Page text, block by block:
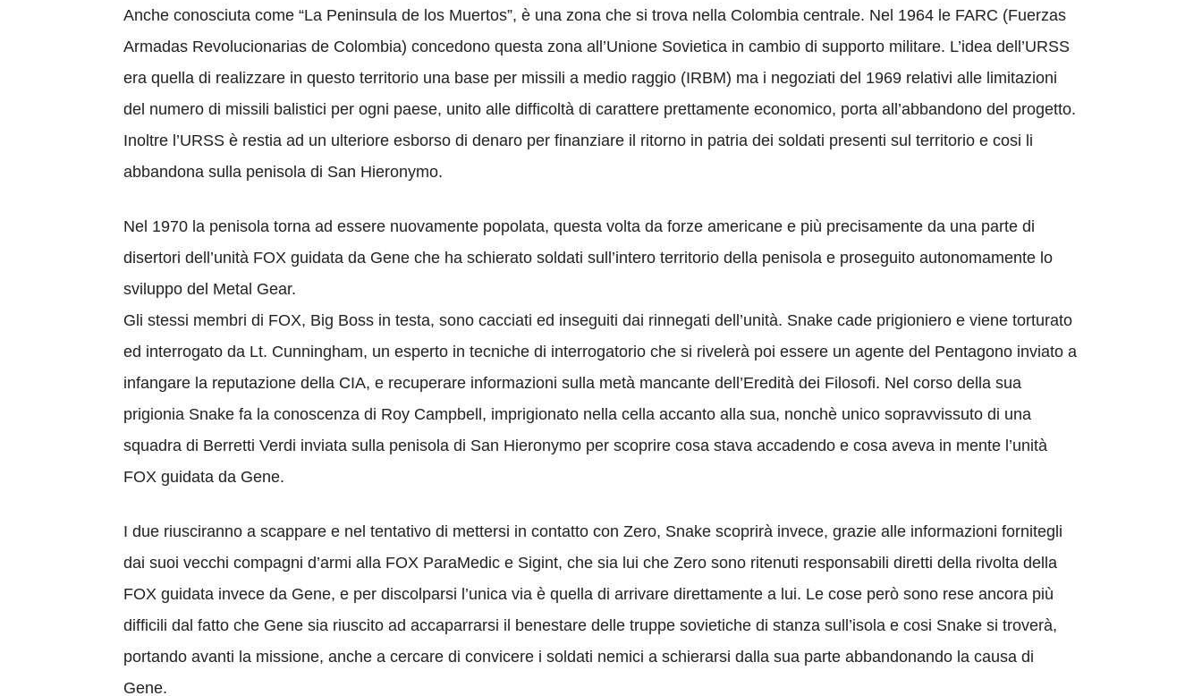
Anche conosciuta come “La Peninsula de los Muertos”, è una zona che si trova nella Colombia centrale. Nel 1964 le FARC (Fuerzas
Armadas Revolucionarias de Colombia) concedono questa zona all’Unione Sovietica in cambio di supporto militare. L’idea dell’URSS
era quella di realizzare in questo territorio una base per missili a medio raggio (IRBM) ma i negoziati del 1969 relativi alle limitazioni
del numero di missili balistici per ogni paese, unito alle difficoltà di carattere prettamente economico, porta all’abbandono del progetto.
Inoltre l’URSS è restia ad un ulteriore esborso di denaro per finanziare il ritorno in patria dei soldati presenti sul territorio e cosi li
abbandona sulla penisola di San Hieronymo.
Nel 1970 la penisola torna ad essere nuovamente popolata, questa volta da forze americane e più precisamente da una parte di
disertori dell’unità FOX guidata da Gene che ha schierato soldati sull’intero territorio della penisola e proseguito autonomamente lo
sviluppo del Metal Gear.
Gli stessi membri di FOX, Big Boss in testa, sono cacciati ed inseguiti dai rinnegati dell’unità. Snake cade prigioniero e viene torturato
ed interrogato da Lt. Cunningham, un esperto in tecniche di interrogatorio che si rivelerà poi essere un agente del Pentagono inviato a
infangare la reputazione della CIA, e recuperare informazioni sulla metà mancante dell’Eredità dei Filosofi. Nel corso della sua
prigionia Snake fa la conoscenza di Roy Campbell, imprigionato nella cella accanto alla sua, nonchè unico sopravvissuto di una
squadra di Berretti Verdi inviata sulla penisola di San Hieronymo per scoprire cosa stava accadendo e cosa aveva in mente l’unità
FOX guidata da Gene.
I due riusciranno a scappare e nel tentativo di mettersi in contatto con Zero, Snake scoprirà invece, grazie alle informazioni fornitegli
dai suoi vecchi compagni d’armi alla FOX ParaMedic e Sigint, che sia lui che Zero sono ritenuti responsabili diretti della rivolta della
FOX guidata invece da Gene, e per discolparsi l’unica via è quella di arrivare direttamente a lui. Le cose però sono rese ancora più
difficili dal fatto che Gene sia riuscito ad accaparrarsi il benestare delle truppe sovietiche di stanza sull’isola e cosi Snake si troverà,
portando avanti la missione, anche a cercare di convicere i soldati nemici a schierarsi dalla sua parte abbandonando la causa di
Gene.